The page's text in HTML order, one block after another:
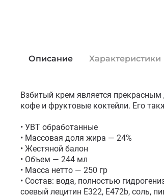
Описание Характеристики
Взбитый крем является
кофе и фруктовые коктейли. Его
• УВТ обработанные
• Массовая доля жира — 24%
• Жестяной балон
• Объем — 244 мл
• Масса нетто — 250 гр
• Состав: вода, полностью
соевый лецитин Е322, Е472b, соль,